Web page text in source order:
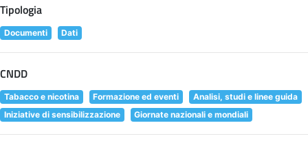
Tipologia
Documenti Dati
CNDD
Tabacco e nicotina Formazione ed eventi
Analisi, studi e linee guida
Iniziative di sensibilizzazione
Giornate nazionali e mondiali